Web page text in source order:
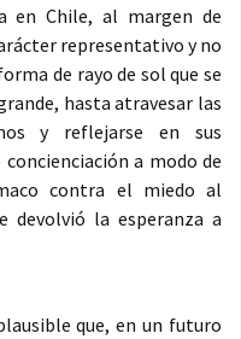
en Chile, al margen de
representativo y no
de rayo de sol que se
hasta atravesar las
y reflejarse en sus
a modo de
contra el miedo al
devolvió la esperanza a
que, en un futuro